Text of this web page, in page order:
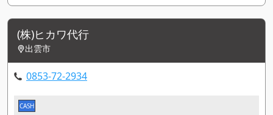
(株)ヒカワ代行
出雲市
0853-72-2934
CASH